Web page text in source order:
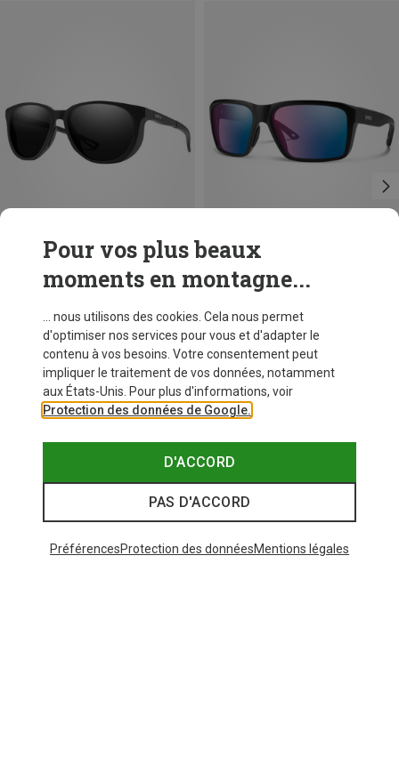
Vous économisez 45% Vous économisez 48%
Pour vos plus beaux
moments en montagne...
... nous utilisons des cookies. Cela nous permet
d'optimiser nos services pour vous et d'adapter le
contenu à vos besoins. Votre consentement peut
impliquer le traitement de vos données, notamment
aux États-Unis. Pour plus d'informations, voir
Protection des données de Google.
D'ACCORD
PAS D'ACCORD
PréférencesProtection des donnéesMentions légales